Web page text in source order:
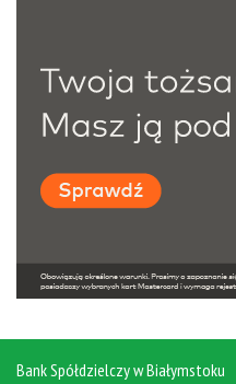
Bank Spółdzielczy w Białymstoku